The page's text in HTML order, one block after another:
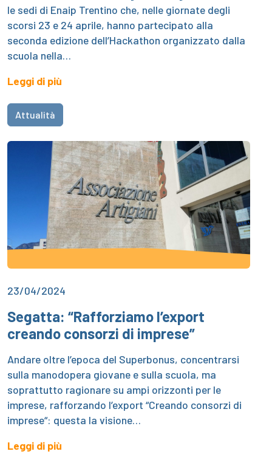
le sedi di Enaip Trentino che, nelle giornate degli
scorsi 23 e 24 aprile, hanno partecipato alla
seconda edizione dell’Hackathon organizzato dalla
scuola nella…
Leggi di più
Attualità
23/04/2024
Segatta: “Rafforziamo l’export
creando consorzi di imprese”
Andare oltre l’epoca del Superbonus, concentrarsi
sulla manodopera giovane e sulla scuola, ma
soprattutto ragionare su ampi orizzonti per le
imprese, rafforzando l’export “Creando consorzi di
imprese“: questa la visione…
Leggi di più